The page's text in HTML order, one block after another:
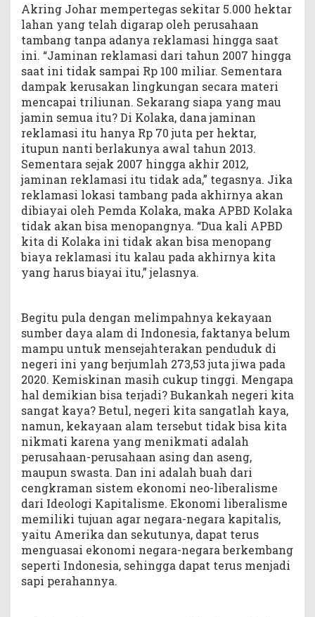
Akring Johar mempertegas sekitar 5.000 hektar
lahan yang telah digarap oleh perusahaan
tambang tanpa adanya reklamasi hingga saat
ini. “Jaminan reklamasi dari tahun 2007 hingga
saat ini tidak sampai Rp 100 miliar. Sementara
dampak kerusakan lingkungan secara materi
mencapai triliunan. Sekarang siapa yang mau
jamin semua itu? Di Kolaka, dana jaminan
reklamasi itu hanya Rp 70 juta per hektar,
itupun nanti berlakunya awal tahun 2013.
Sementara sejak 2007 hingga akhir 2012,
jaminan reklamasi itu tidak ada,” tegasnya. Jika
reklamasi lokasi tambang pada akhirnya akan
dibiayai oleh Pemda Kolaka, maka APBD Kolaka
tidak akan bisa menopangnya. “Dua kali APBD
kita di Kolaka ini tidak akan bisa menopang
biaya reklamasi itu kalau pada akhirnya kita
yang harus biayai itu,” jelasnya.
Begitu pula dengan melimpahnya kekayaan
sumber daya alam di Indonesia, faktanya belum
mampu untuk mensejahterakan penduduk di
negeri ini yang berjumlah 273,53 juta jiwa pada
2020. Kemiskinan masih cukup tinggi. Mengapa
hal demikian bisa terjadi? Bukankah negeri kita
sangat kaya? Betul, negeri kita sangatlah kaya,
namun, kekayaan alam tersebut tidak bisa kita
nikmati karena yang menikmati adalah
perusahaan-perusahaan asing dan aseng,
maupun swasta. Dan ini adalah buah dari
cengkraman sistem ekonomi neo-liberalisme
dari Ideologi Kapitalisme. Ekonomi liberalisme
memiliki tujuan agar negara-negara kapitalis,
yaitu Amerika dan sekutunya, dapat terus
menguasai ekonomi negara-negara berkembang
seperti Indonesia, sehingga dapat terus menjadi
sapi perahannya.